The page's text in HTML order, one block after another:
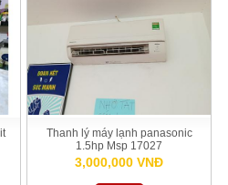
Thanh lý máy lạnh panasonic
1.5hp Msp 17027
3,000,000 VNĐ